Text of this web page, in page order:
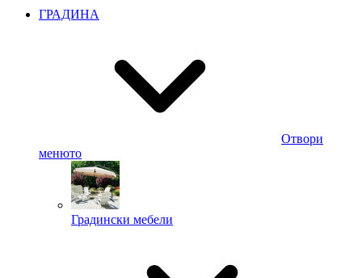
ГРАДИНА
Отвори
менюто
Градински мебели